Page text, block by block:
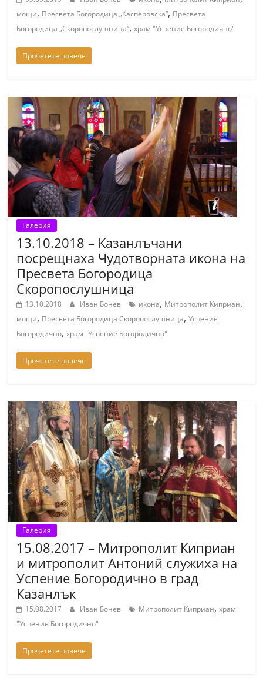
мощи, Пресвета Богородица „Касперовска“, Пресвета
Богородица „Скоропослушница“,храм "Успение Богородично"
Прочетете повече
Галерия
13.10.2018 – Казанлъчани
посрещнаха Чудотворната икона на
Пресвета Богородица
Скоропослушница
13.10.2018 Иван Бонев икона, Митрополит Киприан,
мощи, Пресвета Богородица Скоропослушница,Успение
Богородично,храм "Успение Богородично"
Прочетете повече
Галерия
15.08.2017 – Митрополит Киприан
и митрополит Антоний служиха на
Успение Богородично в град
Казанлък
15.08.2017 Иван Бонев Митрополит Киприан,храм
"Успение Богородично"
Прочетете повече